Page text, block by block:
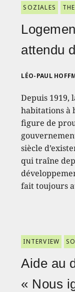
SOZIALES
attendu
LÉO-PAUL
Depuis 1919,
habitations à
figure de
siècle
qui traîne
fait toujours
INTERVIEW
Aide au
« Nous